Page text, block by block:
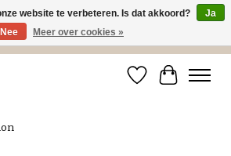
bij een bestelling > € 100 of afhalen in de winkel
Verlanglijst
website te verbeteren. Is dat akkoord?
Ja
Nee
Meer over cookies »